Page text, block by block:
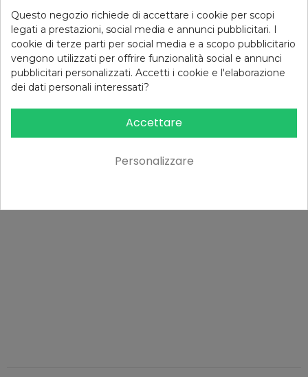
Questo negozio richiede di accettare i cookie per scopi
legati a prestazioni, social media e annunci pubblicitari. I
cookie di terze parti per social media e a scopo pubblicitario
vengono utilizzati per offrire funzionalità social e annunci
pubblicitari personalizzati. Accetti i cookie e l'elaborazione
dei dati personali interessati?
Accettare
Personalizzare